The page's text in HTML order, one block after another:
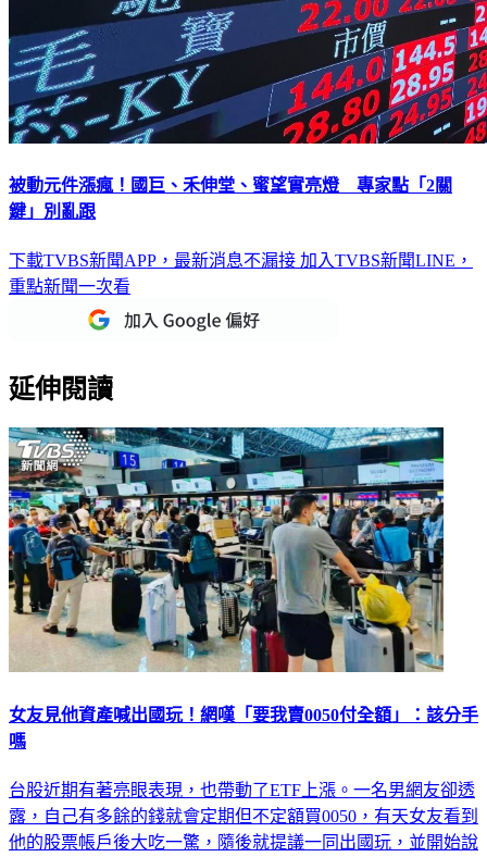
被動元件漲瘋！國巨、禾伸堂、蜜望實亮燈 專家點「2關
鍵」別亂跟
下載TVBS新聞APP，最新消息不漏接 加入TVBS新聞LINE，
重點新聞一次看
延伸閱讀
女友見他資產喊出國玩！網嘆「要我賣0050付全額」：該分手
嗎
台股近期有著亮眼表現，也帶動了ETF上漲。一名男網友卻透
露，自己有多餘的錢就會定期但不定額買0050，有天女友看到
他的股票帳戶後大吃一驚，隨後就提議一同出國玩，並開始說